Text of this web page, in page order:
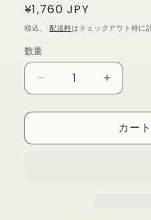
通
常
価
格
¥1,760 JPY
税込。 配送料はチェックアウト時に
数
量
数量
Mara
by
Rahmat
Gum
Mara
by
Ade
Rahmat
カー